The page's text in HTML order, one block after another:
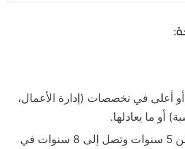
أو أعلى في تخصصات (إدارة الأعمال،
أو ما يعادلها.
خبرة لا تقل عن 5 سنوات وتصل إلى 8 سنوات في